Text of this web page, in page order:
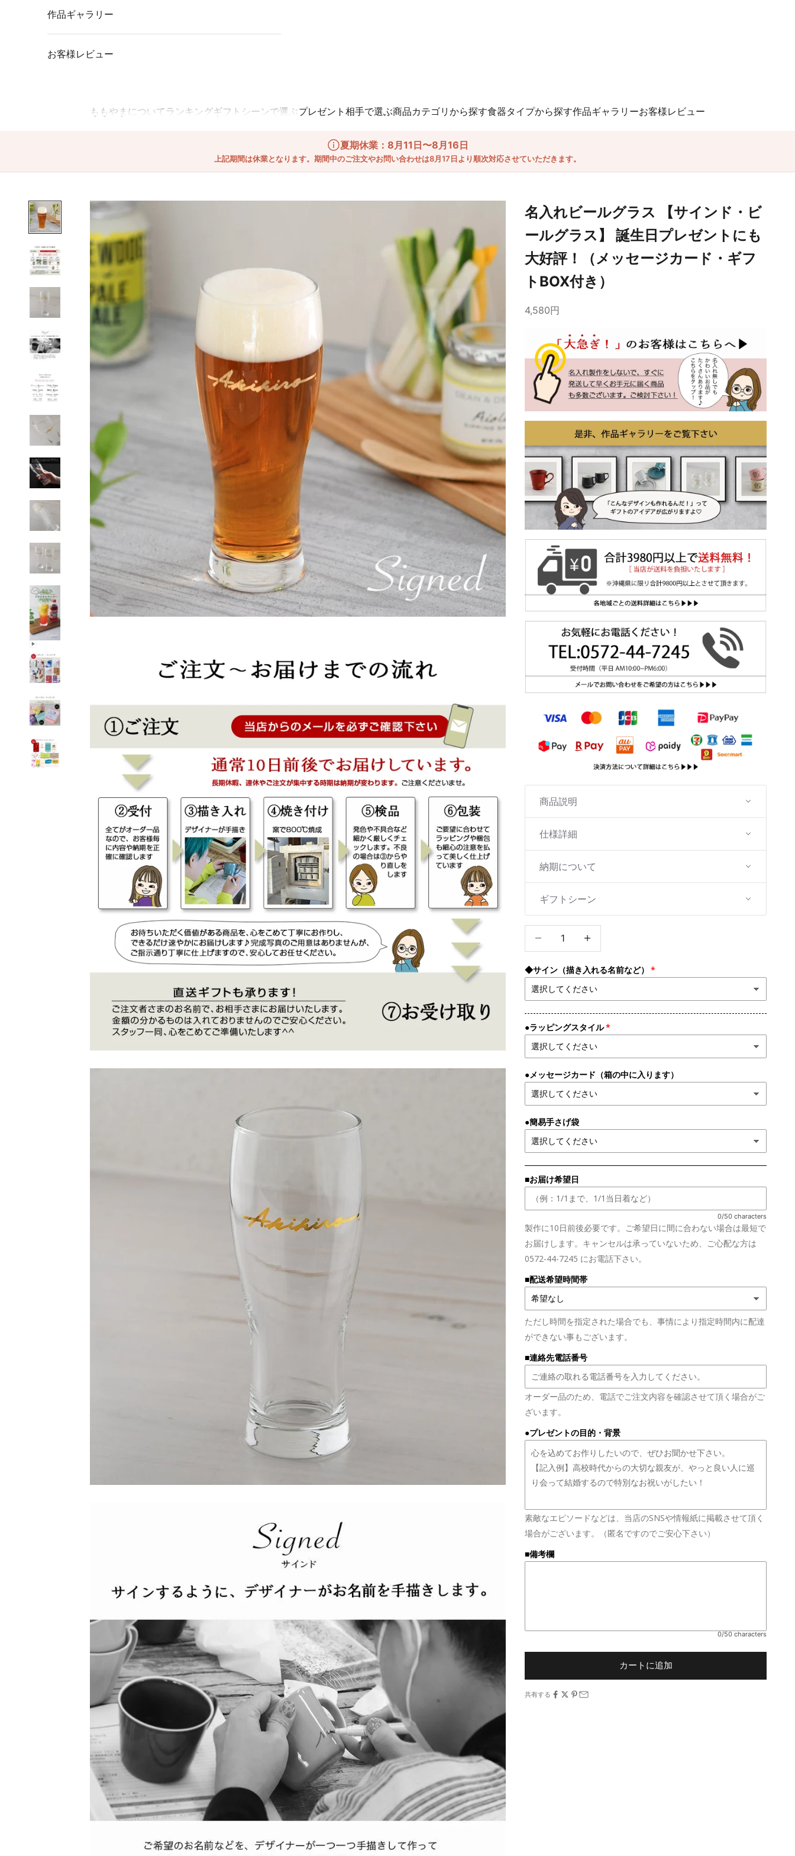
ももやまについて ランキングギフトシーンで選ぶプレゼント相手で選ぶ商品カテゴリから探す食器タイプから探す作品ギャラリーお客様レビュー
作品ギャラリー
お客様レビュー
夏期休業：8月11日〜8月16日
上記期間は休業となります。期間中のご注文やお問い合わせは8月17日より順次対応させていただきます。
名入れビールグラス 【サインド・ビ
ールグラス】 誕生日プレゼントにも
大好評！（メッセージカード・ギフ
トBOX付き）
4,580円
商品説明
仕様詳細
納期について
ギフトシーン
数量を減らす 数量を増やす
◆サイン（描き入れる名前など）
●ラッピングスタイル
●メッセージカード（箱の中に入ります）
●簡易手さげ袋
■お届け希望日
0/50 characters
製作に10日前後必要です。ご希望日に間に合わない場合は最短で
お届けします。キャンセルは承っていないため、ご心配な方は
0572-44-7245 にお電話下さい。
■配送希望時間帯
ただし時間を指定された場合でも、事情により指定時間内に配達
ができない事もございます。
■連絡先電話番号
オーダー品のため、電話でご注文内容を確認させて頂く場合がご
ざいます。
●プレゼントの目的・背景
素敵なエピソードなどは、当店のSNSや情報紙に掲載させて頂く
場合がございます。（匿名ですのでご安心下さい）
■備考欄
0/50 characters
カートに追加
共有する